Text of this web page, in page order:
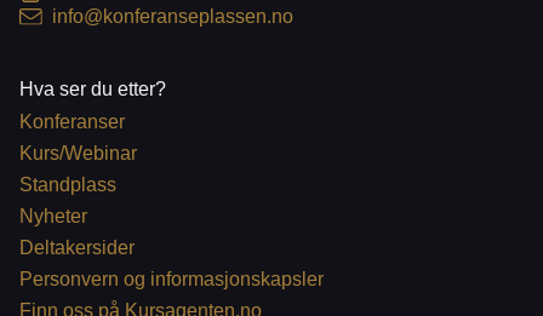
info@konferanseplassen.no
Hva ser du etter?
Konferanser
Kurs/Webinar
Standplass
Nyheter
Deltakersider
Personvern og informasjonskapsler
Finn oss på Kursagenten.no